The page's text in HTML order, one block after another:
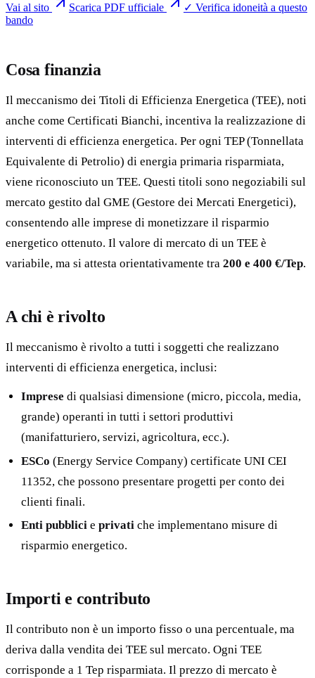
Vai al sito
Scarica PDF ufficiale
✓ Verifica idoneità a questo
bando
Cosa finanzia
Il meccanismo dei Titoli di Efficienza Energetica (TEE), noti
anche come Certificati Bianchi, incentiva la realizzazione di
interventi di efficienza energetica. Per ogni TEP (Tonnellata
Equivalente di Petrolio) di energia primaria risparmiata,
viene riconosciuto un TEE. Questi titoli sono negoziabili sul
mercato gestito dal GME (Gestore dei Mercati Energetici),
consentendo alle imprese di monetizzare il risparmio
energetico ottenuto. Il valore di mercato di un TEE è
variabile, ma si attesta orientativamente tra 200 e 400 €/Tep.
A chi è rivolto
Il meccanismo è rivolto a tutti i soggetti che realizzano
interventi di efficienza energetica, inclusi:
Imprese di qualsiasi dimensione (micro, piccola, media,
grande) operanti in tutti i settori produttivi
(manifatturiero, servizi, agricoltura, ecc.).
ESCo (Energy Service Company) certificate UNI CEI
11352, che possono presentare progetti per conto dei
clienti finali.
Enti pubblici eprivati che implementano misure di
risparmio energetico.
Importi e contributo
Il contributo non è un importo fisso o una percentuale, ma
deriva dalla vendita dei TEE sul mercato. Ogni TEE
corrisponde a 1 Tep risparmiata. Il prezzo di mercato è